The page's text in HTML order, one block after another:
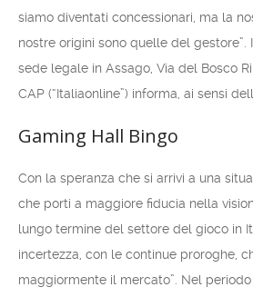
siamo diventati concessionari, ma la
nostre origini sono quelle del gestore”.
sede legale in Assago, Via del Bosco
CAP (“Italiaonline”) informa, ai sensi
Gaming Hall Bingo
Con la speranza che si arrivi a una
che porti a maggiore fiducia nella
lungo termine del settore del gioco in
incertezza, con le continue proroghe,
maggiormente il mercato”. Nel